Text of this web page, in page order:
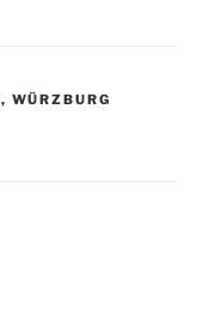
, WÜRZBURG